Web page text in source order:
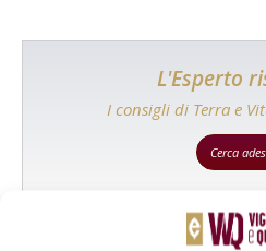
L'Esperto
I consigli di Terra e
Cerca